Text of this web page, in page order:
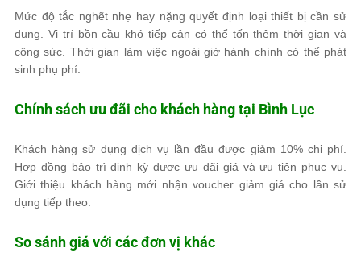
Mức độ tắc nghẽt nhẹ hay nặng quyết định loại thiết bị cần sử
dụng. Vị trí bồn cầu khó tiếp cận có thể tốn thêm thời gian và
công sức. Thời gian làm việc ngoài giờ hành chính có thể phát
sinh phụ phí.
Chính sách ưu đãi cho khách hàng tại Bình Lục
Khách hàng sử dụng dịch vụ lần đầu được giảm 10% chi phí.
Hợp đồng bảo trì định kỳ được ưu đãi giá và ưu tiên phục vụ.
Giới thiệu khách hàng mới nhận voucher giảm giá cho lần sử
dụng tiếp theo.
So sánh giá với các đơn vị khác